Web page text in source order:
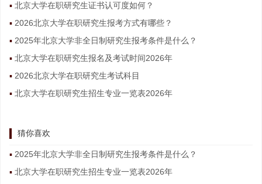
北京大学在职研究生证书认可度如何？
2026北京大学在职研究生报考方式有哪些？
2025年北京大学非全日制研究生报考条件是什么？
北京大学在职研究生报名及考试时间2026年
2026北京大学在职研究生考试科目
北京大学在职研究生招生专业一览表2026年
猜你喜欢
2025年北京大学非全日制研究生报考条件是什么？
北京大学在职研究生招生专业一览表2026年